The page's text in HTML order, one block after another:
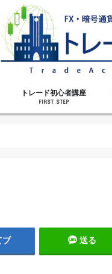
トレード初心者講座
FIRST STEP
ブ 送る